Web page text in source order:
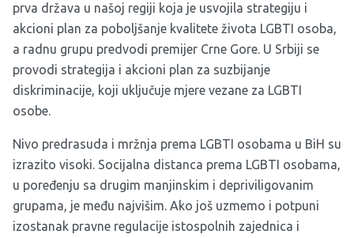
prva država u našoj regiji koja je usvojila strategiju i
akcioni plan za poboljšanje kvalitete života LGBTI osoba,
a radnu grupu predvodi premijer Crne Gore. U Srbiji se
provodi strategija i akcioni plan za suzbijanje
diskriminacije, koji uključuje mjere vezane za LGBTI
osobe.
Nivo predrasuda i mržnja prema LGBTI osobama u BiH su
izrazito visoki. Socijalna distanca prema LGBTI osobama,
u poređenju sa drugim manjinskim i depriviligovanim
grupama, je među najvišim. Ako još uzmemo i potpuni
izostanak pravne regulacije istospolnih zajednica i